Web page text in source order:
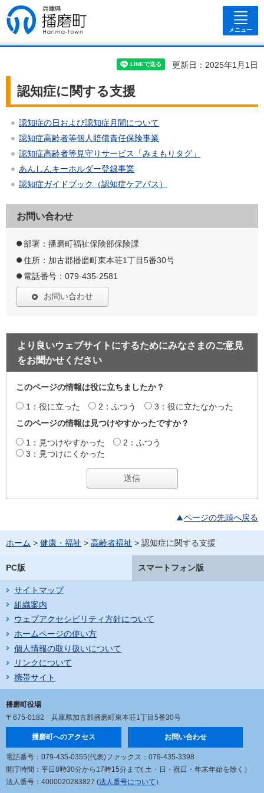
兵庫県 播磨
町
メニュー
更新日：2025年1月1日
認知症に関する支援
認知症の日および認知症月間について
認知症高齢者等個人賠償責任保険事業
認知症高齢者等見守りサービス「みまもりタグ」
あんしんキーホルダー登録事業
認知症ガイドブック（認知症ケアパス）
お問い合わせ
部署：播磨町福祉保険部保険課
住所：加古郡播磨町東本荘1丁目5番30号
電話番号：079-435-2581
お問い合わせ
より良いウェブサイトにするためにみなさまのご意見
をお聞かせください
このページの情報は役に立ちましたか？
1：役に立った 2：ふつう
3：役に立たなかった
このページの情報は見つけやすかったですか？
1：見つけやすかった
2：ふつう
3：見つけにくかった
ページの先頭へ戻る
ホーム > 健康・福祉 > 高齢者福祉 > 認知症に関する支援
PC版 スマートフォン版
サイトマップ
組織案内
ウェブアクセシビリティ方針について
ホームページの使い方
個人情報の取り扱いについて
リンクについて
携帯サイト
播磨町役場
〒675-0182 兵庫県加古郡播磨町東本荘1丁目5番30号
播磨町へのアクセス お問い合わせ
電話番号：079-435-0355(代表)ファックス：079-435-3398
開庁時間：平日8時30分から17時15分まで( 土・日・祝日・年末年始を除く）
法人番号：4000020283827 (法人番号について ）